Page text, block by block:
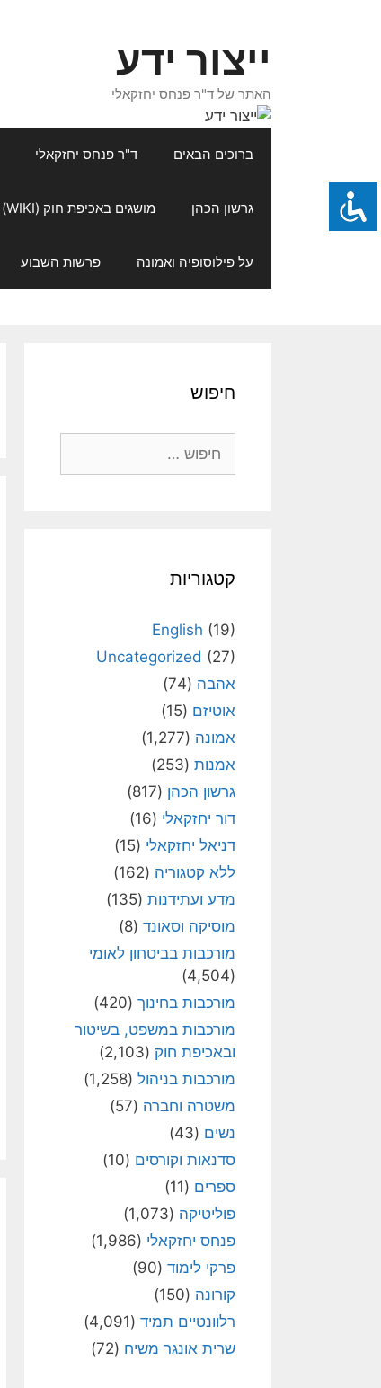
ייצור ידע
האתר של ד"ר פנחס יחזקאלי
ברוכים הבאים ד"ר פנחס יחזקאלי
גרשון הכהן מושגים באכיפת חוק (WIKI)
על פילוסופיה ואמונה פרשות השבוע
חיפוש
קטגוריות
English (19)
Uncategorized (27)
אהבה (74)
אוטיזם (15)
אמונה (1,277)
אמנות (253)
גרשון הכהן (817)
דור יחזקאלי (16)
דניאל יחזקאלי (15)
ללא קטגוריה (162)
מדע ועתידנות (135)
מוסיקה וסאונד (8)
מורכבות בביטחון לאומי
(4,504)
מורכבות בחינוך (420)
מורכבות במשפט, בשיטור
ובאכיפת חוק (2,103)
מורכבות בניהול (1,258)
משטרה וחברה (57)
נשים (43)
סדנאות וקורסים (10)
ספרים (11)
פוליטיקה (1,073)
פנחס יחזקאלי (1,986)
פרקי לימוד (90)
קורונה (150)
רלוונטיים תמיד (4,091)
שרית אונגר משיח (72)